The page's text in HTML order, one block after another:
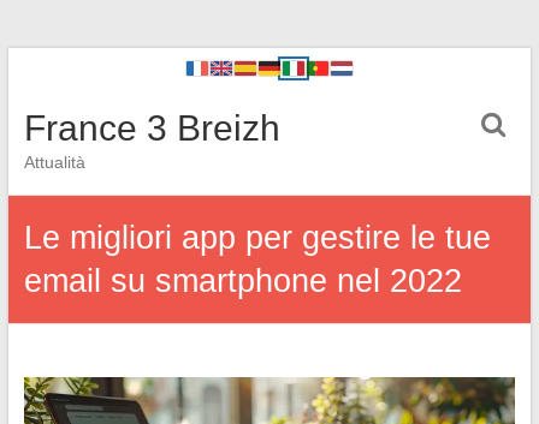
France 3 Breizh
Attualità
Le migliori app per gestire le tue
email su smartphone nel 2022